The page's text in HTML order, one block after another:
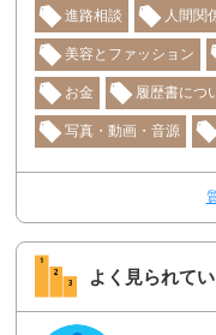
進路相談 人間関
美容とファッション
お金 履歴書につ
写真・動画・音源
よく見られて